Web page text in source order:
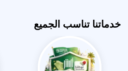
خدماتنا تناسب الجميع